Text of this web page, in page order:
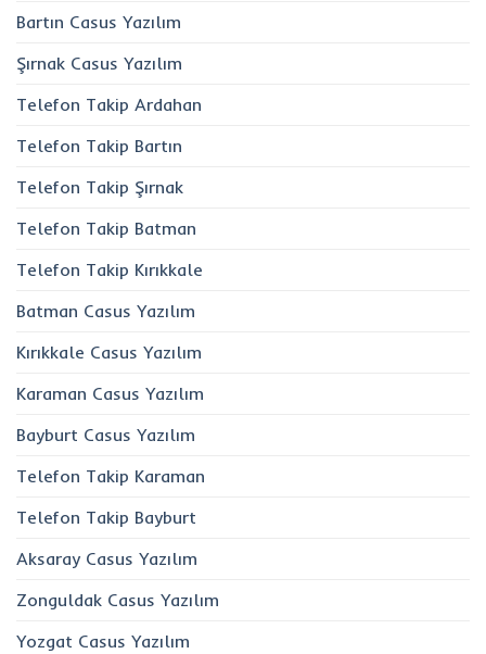
Bartın Casus Yazılım
Şırnak Casus Yazılım
Telefon Takip Ardahan
Telefon Takip Bartın
Telefon Takip Şırnak
Telefon Takip Batman
Telefon Takip Kırıkkale
Batman Casus Yazılım
Kırıkkale Casus Yazılım
Karaman Casus Yazılım
Bayburt Casus Yazılım
Telefon Takip Karaman
Telefon Takip Bayburt
Aksaray Casus Yazılım
Zonguldak Casus Yazılım
Yozgat Casus Yazılım